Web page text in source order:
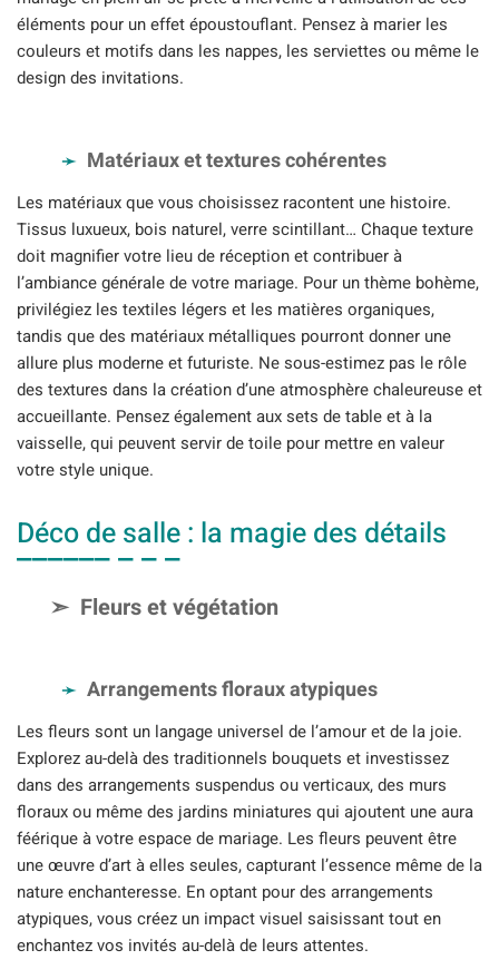
éléments pour un effet époustouflant. Pensez à marier les
couleurs et motifs dans les nappes, les serviettes ou même le
design des invitations.
Matériaux et textures cohérentes
Les matériaux que vous choisissez racontent une histoire.
Tissus luxueux, bois naturel, verre scintillant… Chaque texture
doit magnifier votre lieu de réception et contribuer à
l’ambiance générale de votre mariage. Pour un thème bohème,
privilégiez les textiles légers et les matières organiques,
tandis que des matériaux métalliques pourront donner une
allure plus moderne et futuriste. Ne sous-estimez pas le rôle
des textures dans la création d’une atmosphère chaleureuse et
accueillante. Pensez également aux sets de table et à la
vaisselle, qui peuvent servir de toile pour mettre en valeur
votre style unique.
Déco de salle : la magie des détails
Fleurs et végétation
Arrangements floraux atypiques
Les fleurs sont un langage universel de l’amour et de la joie.
Explorez au-delà des traditionnels bouquets et investissez
dans des arrangements suspendus ou verticaux, des murs
floraux ou même des jardins miniatures qui ajoutent une aura
féérique à votre espace de mariage. Les fleurs peuvent être
une œuvre d’art à elles seules, capturant l’essence même de la
nature enchanteresse. En optant pour des arrangements
atypiques, vous créez un impact visuel saisissant tout en
enchantez vos invités au-delà de leurs attentes.